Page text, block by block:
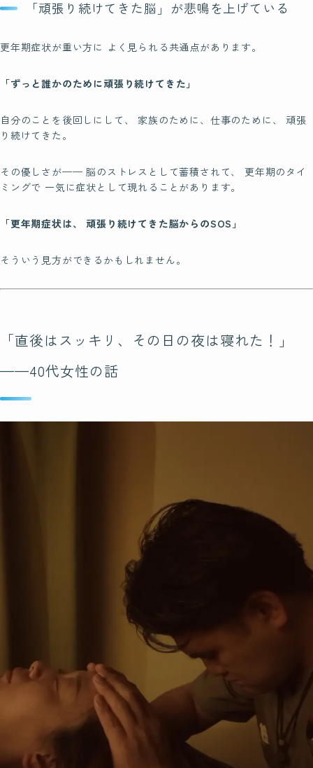
「頑張り続けてきた脳」が悲鳴を上げている
更年期症状が重い方に よく見られる共通点があります。
「ずっと誰かのために頑張り続けてきた」
自分のことを後回しにして、 家族のために、仕事のために、 頑張
り続けてきた。
その優しさが—— 脳のストレスとして蓄積されて、 更年期のタイ
ミングで 一気に症状として現れることがあります。
「更年期症状は、 頑張り続けてきた脳からのSOS」
そういう見方ができるかもしれません。
「直後はスッキリ、その日の夜は寝れた！」
——40代女性の話